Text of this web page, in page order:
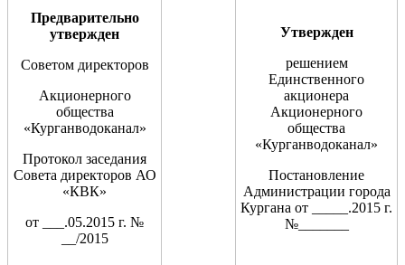
Предварительно
утвержден
Советом директоров
Акционерного
общества
«Курганводоканал»
Протокол заседания
Совета директоров АО
«КВК»
от ___.05.2015 г. №
__/2015
Утвержден
решением
Единственного
акционера
Акционерного
общества
«Курганводоканал»
Постановление
Администрации города
Кургана от _____.2015 г.
№_______